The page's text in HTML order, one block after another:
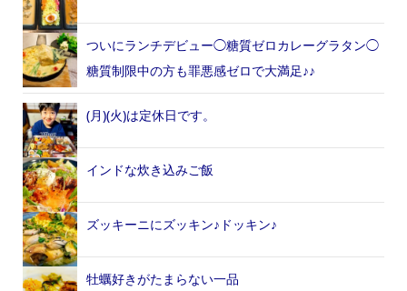
ついにランチデビュー◯糖質ゼロカレーグラタン◯
糖質制限中の方も罪悪感ゼロで大満足♪♪
(月)(火)は定休日です。
インドな炊き込みご飯
ズッキーニにズッキン♪ドッキン♪
牡蠣好きがたまらない一品